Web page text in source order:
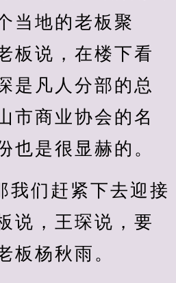
当地的老板聚
板说，在楼下看
是凡人分部的总
市商业协会的名
也是很显赫的。
我们赶紧下去迎接
说，王琛说，要
板杨秋雨。